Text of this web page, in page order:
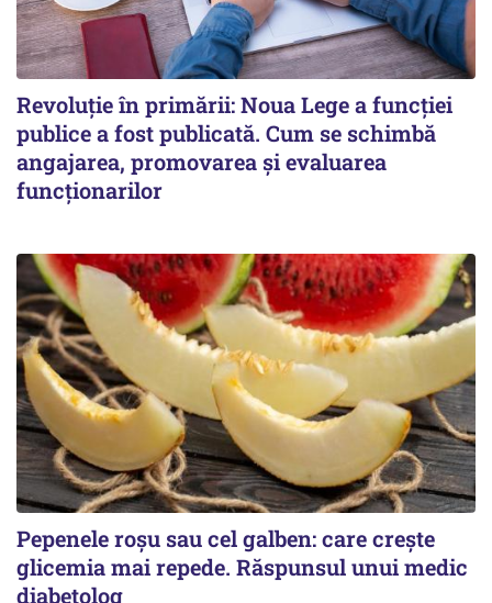
Revoluție în primării: Noua Lege a funcției
publice a fost publicată. Cum se schimbă
angajarea, promovarea și evaluarea
funcționarilor
Pepenele roșu sau cel galben: care crește
glicemia mai repede. Răspunsul unui medic
diabetolog